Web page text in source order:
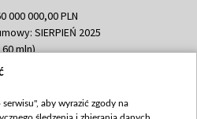
000 000,00 PLN
SIERPIEŃ 2025
mln)
783 051,21 PLN
mln, październik 350
aby wyrazić zgody na